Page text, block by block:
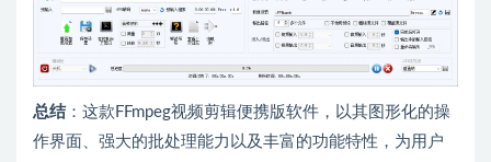
总结：这款FFmpeg视频剪辑便携版软件，以其图形化的操
作界面、强大的批处理能力以及丰富的功能特性，为用户